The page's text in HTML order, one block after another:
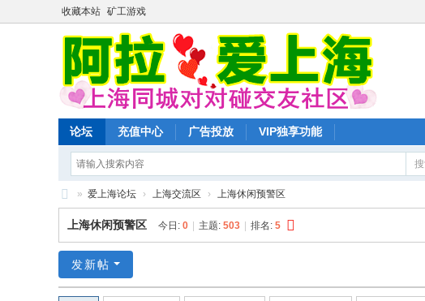
收藏本站 矿工游戏
论坛 充值中心 广告投放 VIP独享功能
上
同
» 爱上海论坛 › 上海交流区 › 上海休闲预警区
上海休闲预警区 今日: 0 主题: 503 排名: 5
发新帖